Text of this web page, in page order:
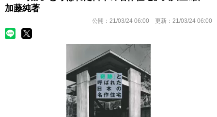
加藤純著
公開： 21/03/24 06:00 更新： 21/03/24 06:00